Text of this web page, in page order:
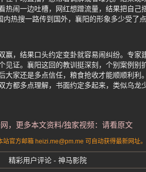
热闹一边吐槽，网红想蹭流量，结果把自己
热搜一路传到国外，襄阳的形象多少受了
赢，结果口头约定变卦就容易闹纠纷。专家
见证。襄阳这回的教训挺深刻，个别案例别
大家还是多点信任，粮食抢收才能顺顺利利
方都多点理解，书面约定多起来，类似乌龙
，更多本文资料/独家视频：请看原文
官方邮箱 heizi.me@pm.me 可自动获得最新网址
精彩用户评论 - 神马影院